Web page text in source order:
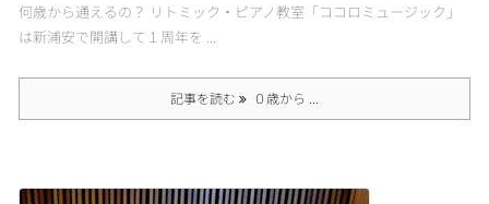
何歳から通えるの？ リトミック・ピアノ教室「ココロミュージック」
は新浦安で開講して１周年を ...
記事を読む ０歳から ...